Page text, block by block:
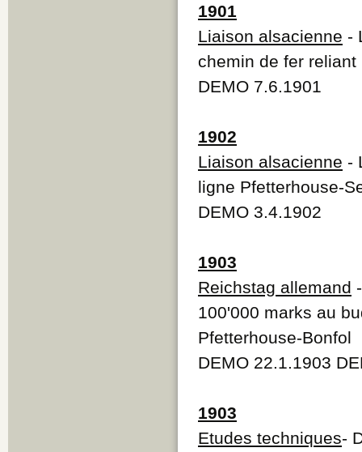
1901
Liaison alsacienne -
chemin de fer
DEMO 7.6.1901
1902
Liaison alsacienne -
ligne Pfetterhouse-
DEMO 3.4.1902
1903
Reichstag allemand
100'000 marks au
Pfetterhouse-Bonfol
DEMO 22.1.1903
1903
Etudes techniques-